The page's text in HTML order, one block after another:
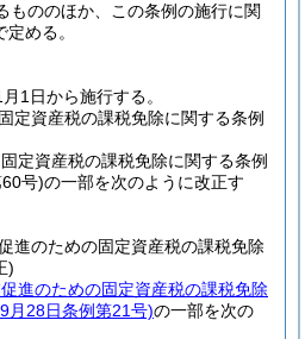
もののほか、この条例の施行に関
める。
1日から施行する。
定資産税の課税免除に関する条例
定資産税の課税免除に関する条例
号)の一部を次のように改正す
進のための固定資産税の課税免除
)
進のための固定資産税の課税免除
月28日条例第21号)の一部を次の